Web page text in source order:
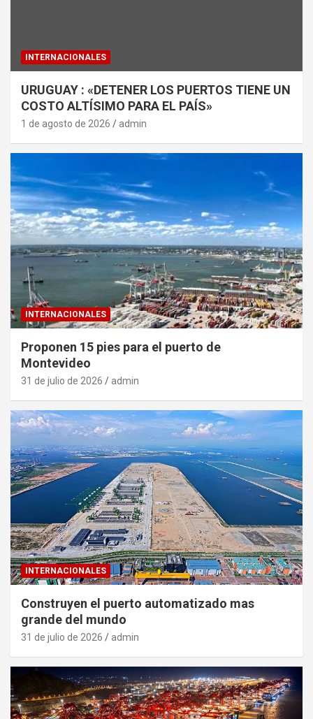
INTERNACIONALES
URUGUAY : «DETENER LOS PUERTOS TIENE UN
COSTO ALTÍSIMO PARA EL PAÍS»
1 de agosto de 2026 admin
INTERNACIONALES
Proponen 15 pies para el puerto de
Montevideo
31 de julio de 2026 admin
INTERNACIONALES
Construyen el puerto automatizado mas
grande del mundo
31 de julio de 2026 admin